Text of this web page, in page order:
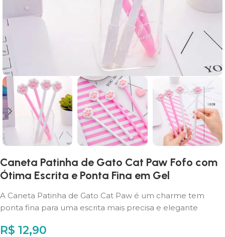
Caneta Patinha de Gato Cat Paw Fofo com
Ótima Escrita e Ponta Fina em Gel
A Caneta Patinha de Gato Cat Paw é um charme tem
ponta fina para uma escrita mais precisa e elegante
R$ 12,90